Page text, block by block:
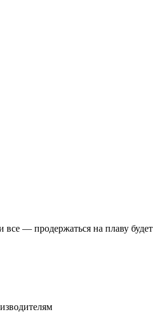
все — продержаться на плаву будет